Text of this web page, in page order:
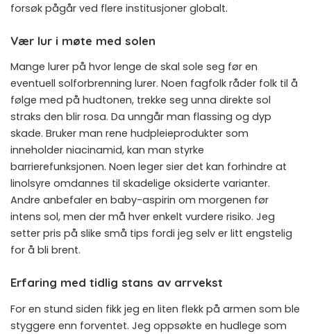
forsøk pågår ved flere institusjoner globalt.
Vær lur i møte med solen
Mange lurer på hvor lenge de skal sole seg før en
eventuell solforbrenning lurer. Noen fagfolk råder folk til å
følge med på hudtonen, trekke seg unna direkte sol
straks den blir rosa. Da unngår man flassing og dyp
skade. Bruker man rene hudpleieprodukter som
inneholder niacinamid, kan man styrke
barrierefunksjonen. Noen leger sier det kan forhindre at
linolsyre omdannes til skadelige oksiderte varianter.
Andre anbefaler en baby-aspirin om morgenen før
intens sol, men der må hver enkelt vurdere risiko. Jeg
setter pris på slike små tips fordi jeg selv er litt engstelig
for å bli brent.
Erfaring med tidlig stans av arrvekst
For en stund siden fikk jeg en liten flekk på armen som ble
styggere enn forventet. Jeg oppsøkte en hudlege som